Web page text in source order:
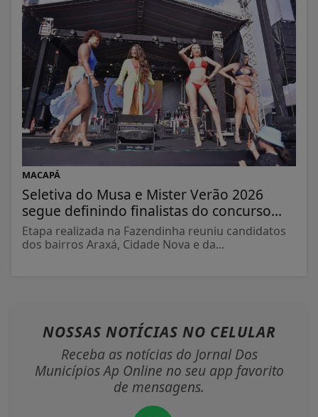
MACAPÁ
Seletiva do Musa e Mister Verão 2026
segue definindo finalistas do concurso...
Etapa realizada na Fazendinha reuniu candidatos
dos bairros Araxá, Cidade Nova e da...
NOSSAS NOTÍCIAS NO CELULAR
Receba as notícias do Jornal Dos
Municípios Ap Online no seu app favorito
de mensagens.